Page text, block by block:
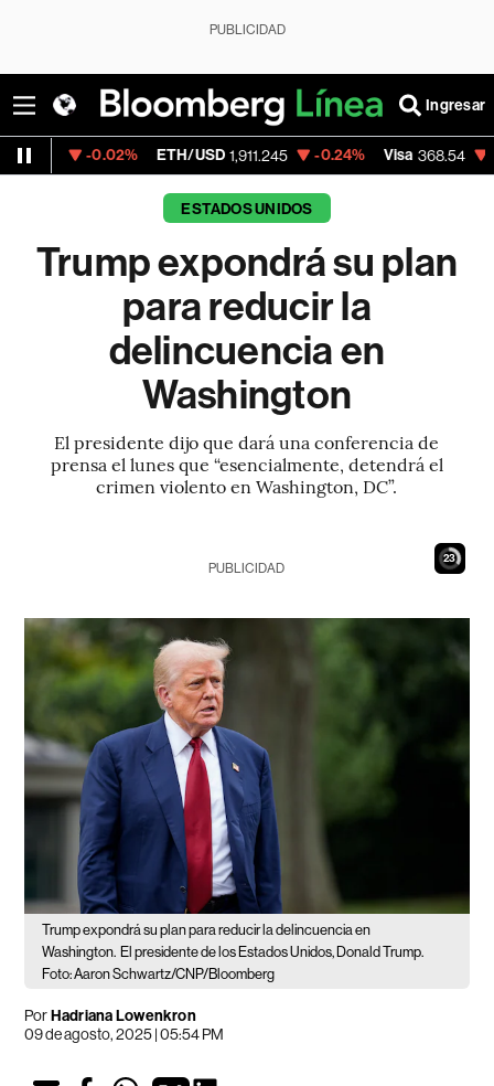
PUBLICIDAD
Ingresar
ETH/USD 1,911.245 -0.24% Visa 368.54 -0.28%
ESTADOS UNIDOS
Trump expondrá su plan
para reducir la
delincuencia en
Washington
El presidente dijo que dará una conferencia de
prensa el lunes que “esencialmente, detendrá el
crimen violento en Washington, DC”.
22
PUBLICIDAD
Trump expondrá su plan para reducir la delincuencia en
Washington. El presidente de los Estados Unidos, Donald Trump.
Foto: Aaron Schwartz/CNP/Bloomberg
PorHadriana Lowenkron
09 de agosto, 2025 | 05:54 PM